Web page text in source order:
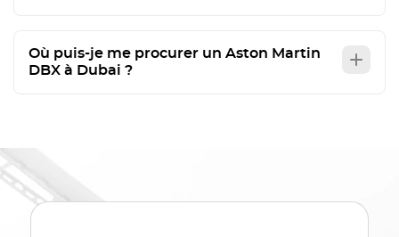
Où puis-je me procurer un Aston Martin
DBX à Dubai ?